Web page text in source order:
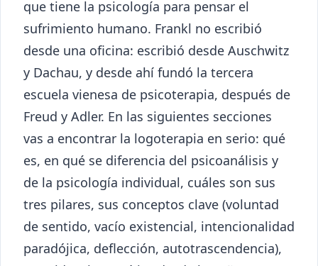
que tiene la psicología para pensar el
sufrimiento humano. Frankl no escribió
desde una oficina: escribió desde Auschwitz
y Dachau, y desde ahí fundó la tercera
escuela vienesa de psicoterapia, después de
Freud y Adler. En las siguientes secciones
vas a encontrar la logoterapia en serio: qué
es, en qué se diferencia del psicoanálisis y
de la psicología individual, cuáles son sus
tres pilares, sus conceptos clave (voluntad
de sentido, vacío existencial, intencionalidad
paradójica, deflección, autotrascendencia),